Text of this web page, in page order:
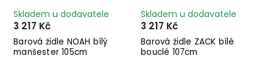
Barová židle NOAH bílý
manšester 105cm
Skladem u dodavatele
3 217 Kč
Barová židle ZACK bílé
bouclé 107cm
Skladem u dodavatele
3 217 Kč